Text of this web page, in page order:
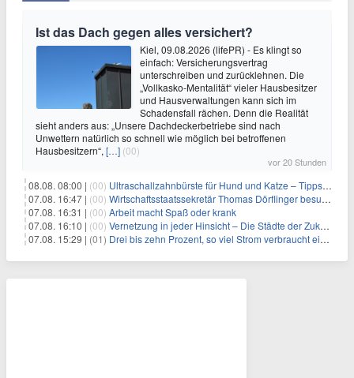
Ist das Dach gegen alles versichert?
Kiel, 09.08.2026 (lifePR) - Es klingt so
einfach: Versicherungsvertrag
unterschreiben und zurücklehnen. Die
„Vollkasko-Mentalität“ vieler Hausbesitzer
und Hausverwaltungen kann sich im
Schadensfall rächen. Denn die Realität
sieht anders aus: „Unsere Dachdeckerbetriebe sind nach
Unwettern natürlich so schnell wie möglich bei betroffenen
Hausbesitzern“, […] (00)
vor 20 Stunden
08.08. 08:00 | (00) Ultraschallzahnbürste für Hund und Katze – Tipps zur erfolgreichen Eingewöhnung
07.08. 16:47 | (00) Wirtschaftsstaatssekretär Thomas Dörflinger besucht Handwerksbetrieb im Kammerbezirk Freiburg
07.08. 16:31 | (00) Arbeit macht Spaß oder krank
07.08. 16:10 | (00) Vernetzung in jeder Hinsicht – Die Städte der Zukunft sind grün-blau
07.08. 15:29 | (01) Drei bis zehn Prozent, so viel Strom verbraucht ein Aufzug im Gebäude